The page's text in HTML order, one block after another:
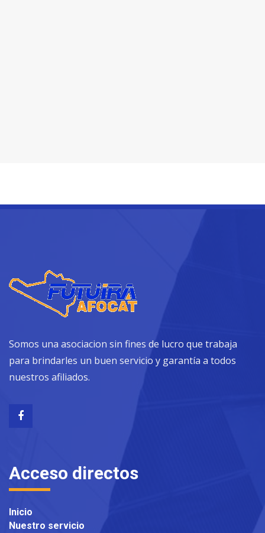
Somos una asociacion sin fines de lucro que trabaja
para brindarles un buen servicio y garantía a todos
nuestros afiliados.
Acceso directos
Inicio
Nuestro servicio